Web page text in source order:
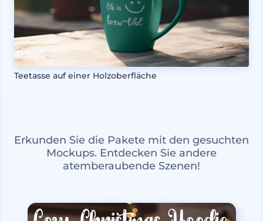
Teetasse auf einer Holzoberfläche
Erkunden Sie die Pakete mit den gesuchten
Mockups. Entdecken Sie andere
atemberaubende Szenen!